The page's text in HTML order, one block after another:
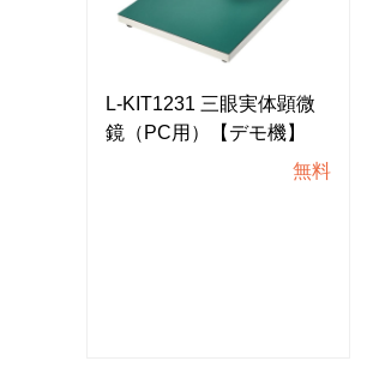
L-KIT1231 三眼実体顕微
鏡（PC用）【デモ機】
無料